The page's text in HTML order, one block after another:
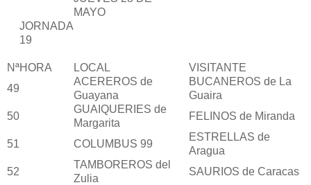
MAYO
JORNADA
19
NªHORA LOCAL
VISITANTE
49
ACEREROS de
Guayana
BUCANEROS de La
Guaira
50
GUAIQUERIES de
Margarita
FELINOS de Miranda
51 COLUMBUS 99
ESTRELLAS de
Aragua
52
TAMBOREROS del
Zulia
SAURIOS de Caracas